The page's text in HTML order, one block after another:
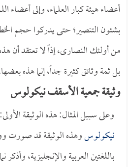
أعضاء هيئة كبار العلماء، وإلى أعضاء
بشئون التنصير؛ حتى يدركوا حجم
من أولئك النصارى، إذاً لا تعتقد أن
بل ثمة وثائق كثيرة جداً، إنما هذه
وثيقة جمعية الأسقف نيكولوس
وعلى سبيل المثال: هذه الوثيقة
نيكولوسوهذه الوثيقة قد
باللغتين العربية والإنجليزية، وأذكر